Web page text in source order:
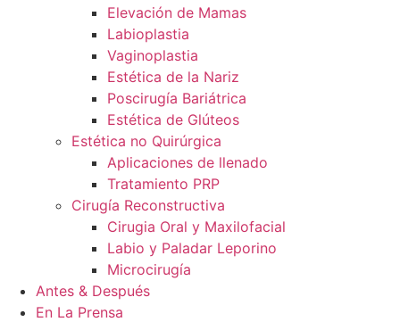
Elevación de Mamas
Labioplastia
Vaginoplastia
Estética de la Nariz
Poscirugía Bariátrica
Estética de Glúteos
Estética no Quirúrgica
Aplicaciones de llenado
Tratamiento PRP
Cirugía Reconstructiva
Cirugia Oral y Maxilofacial
Labio y Paladar Leporino
Microcirugía
Antes & Después
En La Prensa